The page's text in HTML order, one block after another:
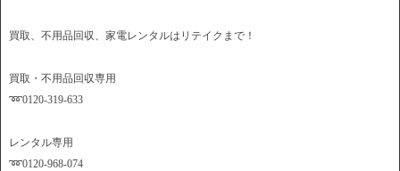
買取、不用品回収、家電レンタルはリテイクまで！
買取・不用品回収専用
➿0120-319-633
レンタル専用
➿0120-968-074